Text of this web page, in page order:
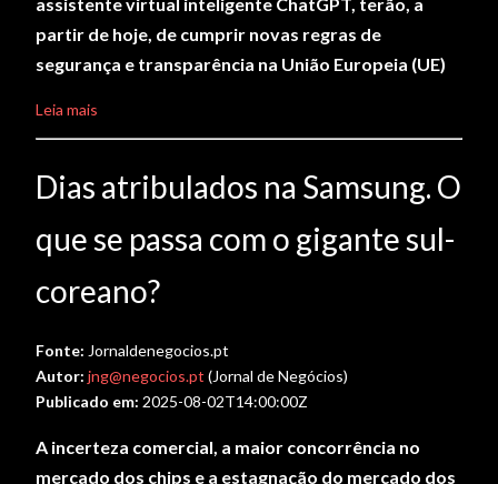
partir de hoje, de cumprir novas regras de
segurança e transparência na União Europeia (UE)
Leia mais
Dias atribulados na Samsung. O
que se passa com o gigante sul-
coreano?
Fonte: Jornaldenegocios.pt
Autor: jng@negocios.pt (Jornal de Negócios)
Publicado em: 2025-08-02T14:00:00Z
A incerteza comercial, a maior concorrência no
mercado dos chips e a estagnação do mercado dos